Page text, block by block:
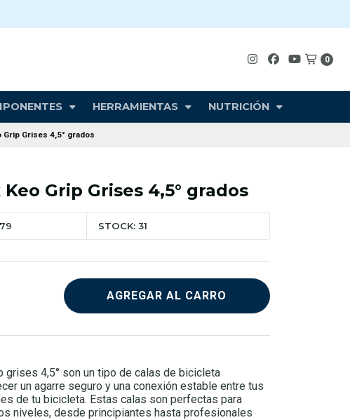
0
HERRAMIENTAS NUTRICIÓN
Grip Grises 4,5° grados
Grip Grises 4,5° grados
STOCK: 31
AGREGAR AL CARRO
grises 4,5° son un tipo de calas de bicicleta
un agarre seguro y una conexión estable entre tus
de tu bicicleta. Estas calas son perfectas para
niveles, desde principiantes hasta profesionales